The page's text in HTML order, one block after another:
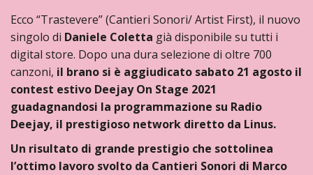
Ecco “Trastevere” (Cantieri Sonori/ Artist First), il nuovo
singolo di Daniele Coletta già disponibile su tutti i
digital store. Dopo una dura selezione di oltre 700
canzoni, il brano si è aggiudicato sabato 21 agosto il
contest estivo Deejay On Stage 2021
guadagnandosi la programmazione su Radio
Deejay, il prestigioso network diretto da Linus.
Un risultato di grande prestigio che sottolinea
l’ottimo lavoro svolto da Cantieri Sonori di Marco